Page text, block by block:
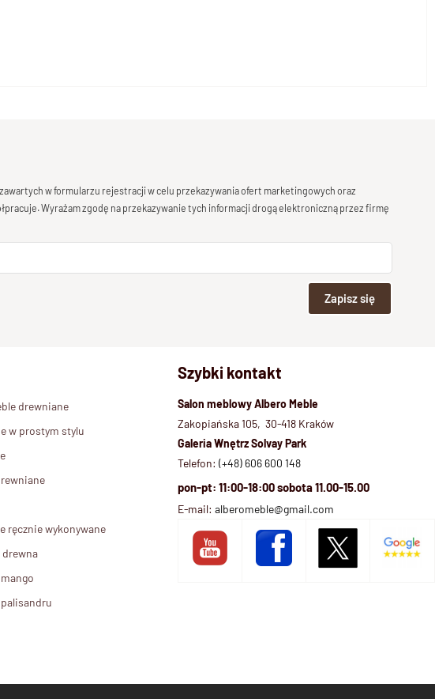
w formularzu rejestracji w celu przekazywania ofert marketingowych oraz
Wyrażam zgodę na przekazywanie tych informacji drogą elektroniczną przez firmę
Zapisz się
drewniane
w prostym stylu
ręcznie wykonywane
drewna
Szybki kontakt
Salon meblowy Albero Meble
Zakopiańska 105, 30-418 Kraków
Galeria Wnętrz Solvay Park
Telefon: (+48) 606 600 148
pon-pt: 11:00-18:00 sobota 11.00-15.00
E-mail: alberomeble@gmail.com